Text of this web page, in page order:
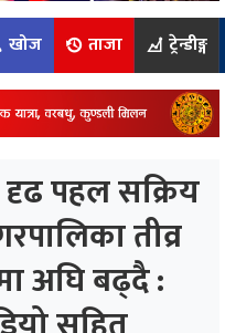
खोज ताजा ट्रेन्डीङ्ग
पहल सक्रिय
तीव्र
अघि बढ्दै :